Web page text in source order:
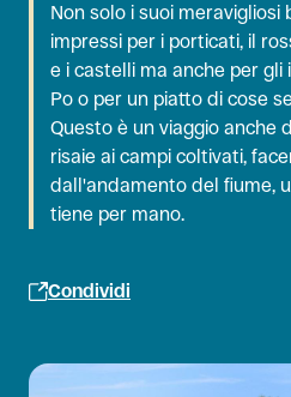
Non solo i suoi
impressi per i porticati, il
e i castelli ma anche per
Po o per un piatto di cose
Questo è un viaggio anche
risaie ai campi coltivati,
dall'andamento del fiume,
tiene per mano.
Condividi